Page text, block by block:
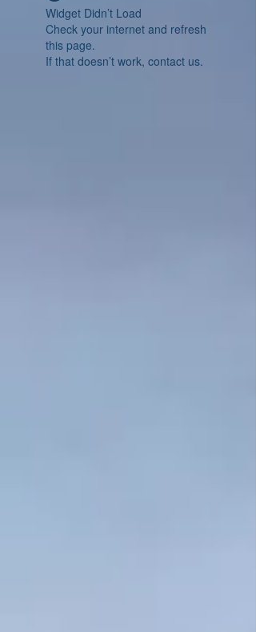
Widget Didn’t Load
Check your internet and refresh
this page.
If that doesn’t work, contact us.